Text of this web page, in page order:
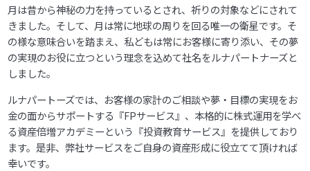
月は昔から神秘の力を持っているとされ、祈りの対象などにされて
きました。そして、月は常に地球の周りを回る唯一の衛星です。そ
の様な意味合いを踏まえ、私どもは常にお客様に寄り添い、その夢
の実現のお役に立つという理念を込めて社名をルナパートナーズと
しました。
ルナパートーズでは、お客様の家計のご相談や夢・目標の実現をお
金の面からサポートする『FPサービス』、本格的に株式運用を学べ
る資産倍増アカデミーという『投資教育サービス』を提供しており
ます。是非、弊社サービスをご自身の資産形成に役立てて頂ければ
幸いです。